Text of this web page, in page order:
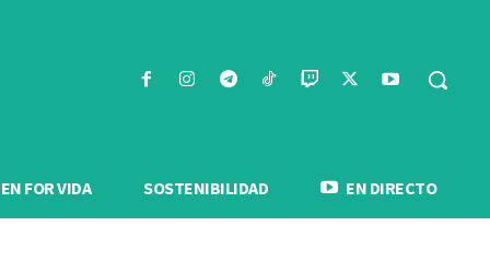
FOR VIDA SOSTENIBILIDAD EN DIRECTO